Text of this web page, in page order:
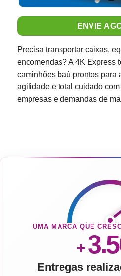
ENVIE
Precisa transportar caixas,
encomendas? A 4K Express
caminhões baú prontos para
agilidade e total cuidado
empresas e demandas de
UMA MARCA QUE
+
Entregas